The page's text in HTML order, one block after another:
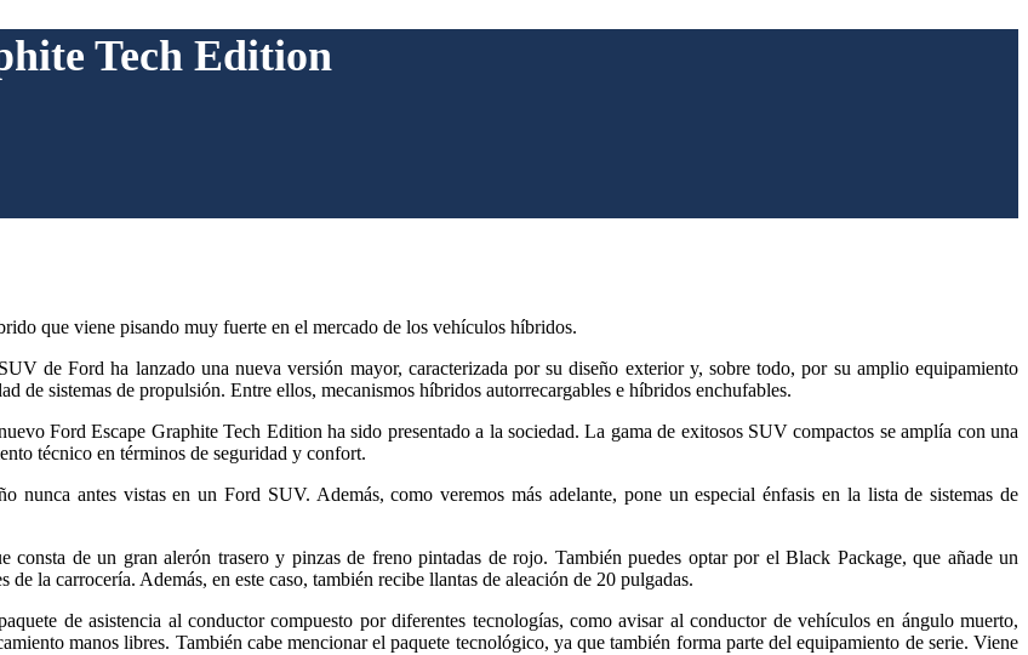
Tech Edition
que viene pisando muy fuerte en el mercado de los vehículos híbridos.
de Ford ha lanzado una nueva versión mayor, caracterizada porsu diseño exteriory,sobre todo,porsu amplio equipamiento
de sistemas de propulsión. Entre ellos, mecanismos híbridos autorrecargables e híbridos enchufables.
FordEscape Graphite Tech Edition ha sido presentadoa lasociedad. La gama de exitosos SUV compactos se amplía con una
técnico en términos de seguridad y confort.
nunca antesvistas en un Ford SUV. Además,como veremos más adelante, pone unespecial énfasis en la lista de sistemas de
consta de un gran alerón traseroy pinzas de frenopintadas derojo. También puedes optar porel Black Package,que añade un
de la carrocería. Además, en este caso, también recibe llantas de aleación de 20 pulgadas.
deasistencia al conductor compuesto pordiferentes tecnologías, como avisaralconductorde vehículos en ángulomuerto,
manos libres. También cabe mencionarelpaquete tecnológico, yaque también forma partedelequipamiento de serie. Viene